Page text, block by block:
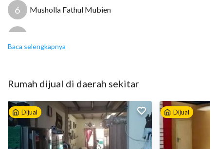
6 Musholla Fathul Mubien
7
9 Klinik Advent Jakarta
10 Asuransi Kesehatan Indonesia
11 Apotek Pancoran Raya
Baca selengkapnya
Rumah dijual di daerah sekitar
Dijual Dijual